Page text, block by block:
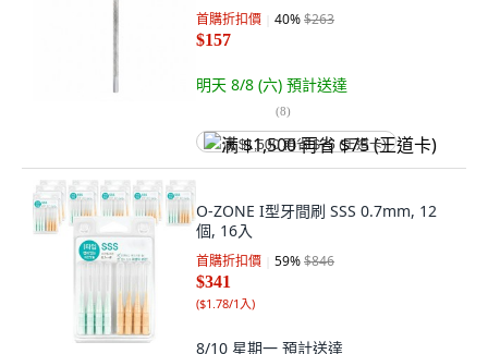
首購折扣價 40%$263
$157
明天 8/8 (六) 預計送達
(8)
满 $1,500 再省 $75 (王道卡)
O-ZONE I型牙間刷 SSS 0.7mm, 12
個, 16入
首購折扣價 59%$846
$341
($1.78/1入)
8/10 星期一 預計送達